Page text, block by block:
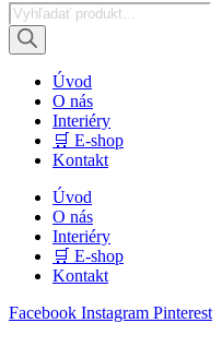
Products
search
Úvod
O nás
Interiéry
🛒 E-shop
Kontakt
Úvod
O nás
Interiéry
🛒 E-shop
Kontakt
Facebook Instagram Pinterest